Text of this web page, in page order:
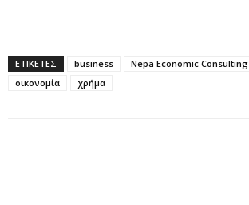
ΕΤΙΚΕΤΕΣ business Nepa Economic Consulting
οικονομία
χρήμα